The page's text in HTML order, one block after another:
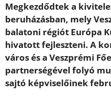
Megkezdődtek a
beruházásban, mely
balatoni régiót Európa
hivatott fejleszteni. A
város és a Veszprémi
partnerségével folyó
sajtó képviselőinek